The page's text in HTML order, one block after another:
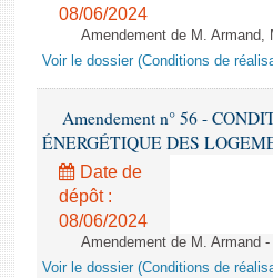
08/06/2024
Amendement de M.
Voir le dossier (Conditions de
Amendement n° 56 -
ÉNERGÉTIQUE DES
Date de
dépôt :
08/06/2024
Amendement de M. Armand
Voir le dossier (Conditions de